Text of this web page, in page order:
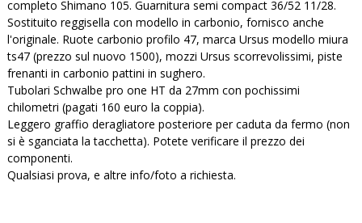
completo Shimano 105. Guarnitura semi compact 36/52 11/28.
Sostituito reggisella con modello in carbonio, fornisco anche
l'originale. Ruote carbonio profilo 47, marca Ursus modello miura
ts47 (prezzo sul nuovo 1500), mozzi Ursus scorrevolissimi, piste
frenanti in carbonio pattini in sughero.
Tubolari Schwalbe pro one HT da 27mm con pochissimi
chilometri (pagati 160 euro la coppia).
Leggero graffio deragliatore posteriore per caduta da fermo (non
si è sganciata la tacchetta). Potete verificare il prezzo dei
componenti.
Qualsiasi prova, e altre info/foto a richiesta.